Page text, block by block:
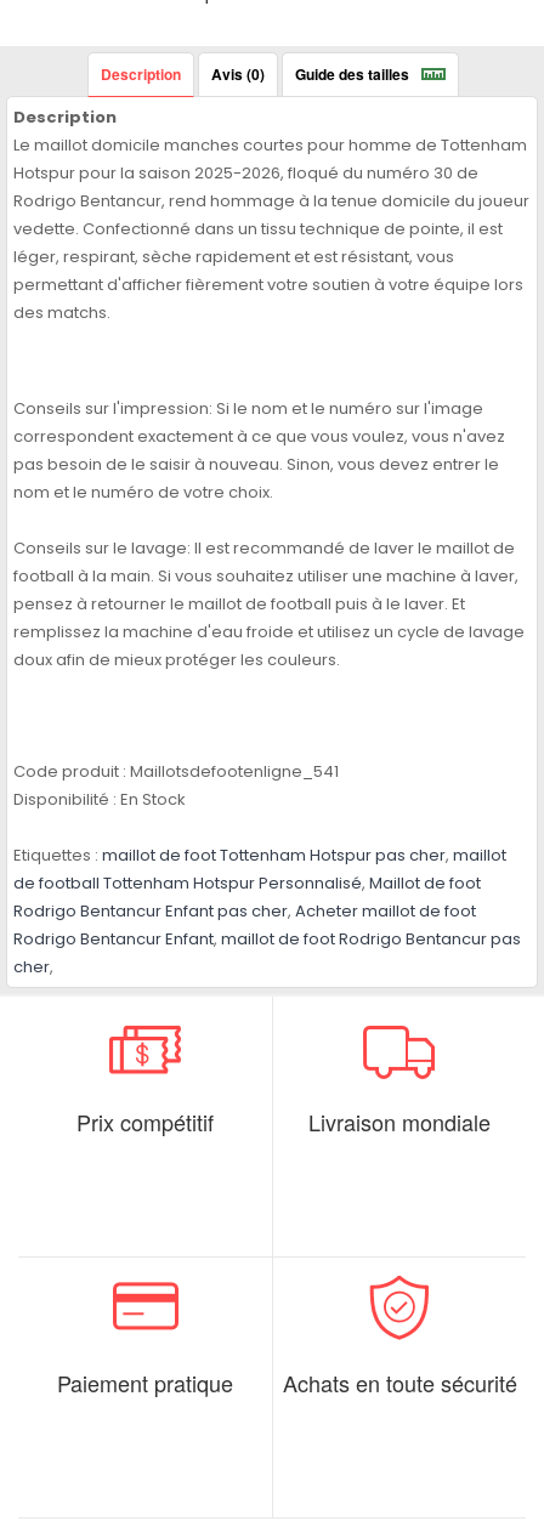
Description Avis (0) Guide des tailles
Description
Le maillot domicile manches courtes pour homme de Tottenham
Hotspur pour la saison 2025-2026, floqué du numéro 30 de
Rodrigo Bentancur, rend hommage à la tenue domicile du joueur
vedette. Confectionné dans un tissu technique de pointe, il est
léger, respirant, sèche rapidement et est résistant, vous
permettant d'afficher fièrement votre soutien à votre équipe lors
des matchs.
Conseils sur l'impression: Si le nom et le numéro sur l'image
correspondent exactement à ce que vous voulez, vous n'avez
pas besoin de le saisir à nouveau. Sinon, vous devez entrer le
nom et le numéro de votre choix.
Conseils sur le lavage: Il est recommandé de laver le maillot de
football à la main. Si vous souhaitez utiliser une machine à laver,
pensez à retourner le maillot de football puis à le laver. Et
remplissez la machine d'eau froide et utilisez un cycle de lavage
doux afin de mieux protéger les couleurs.
Code produit : Maillotsdefootenligne_541
Disponibilité : En Stock
Etiquettes : maillot de foot Tottenham Hotspur pas cher, maillot
de football Tottenham Hotspur Personnalisé, Maillot de foot
Rodrigo Bentancur Enfant pas cher, Acheter maillot de foot
Rodrigo Bentancur Enfant, maillot de foot Rodrigo Bentancur pas
cher,
Prix compétitif Livraison mondiale
Paiement pratique Achats en toute sécurité